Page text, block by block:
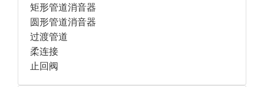
矩形管道消音器
圆形管道消音器
过渡管道
柔连接
止回阀